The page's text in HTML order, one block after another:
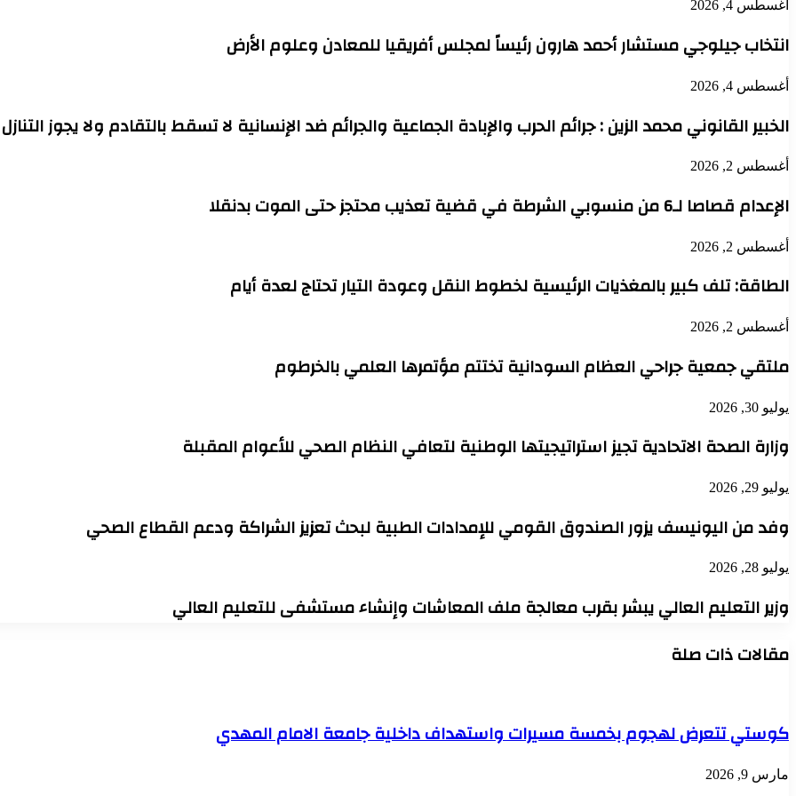
أغسطس 4, 2026
انتخاب جيلوجي مستشار أحمد هارون رئيساً لمجلس أفريقيا للمعادن وعلوم الأرض
أغسطس 4, 2026
الخبير القانوني محمد الزين : جرائم الحرب والإبادة الجماعية والجرائم ضد الإنسانية لا تسقط بالتقادم ولا يجوز
أغسطس 2, 2026
الإعدام قصاصا لـ6 من منسوبي الشرطة في قضية تعذيب محتجز حتى الموت بدنقلا
أغسطس 2, 2026
الطاقة: تلف كبير بالمغذيات الرئيسية لخطوط النقل وعودة التيار تحتاج لعدة أيام
أغسطس 2, 2026
ملتقي جمعية جراحي العظام السودانية تختتم مؤتمرها العلمي بالخرطوم
يوليو 30, 2026
وزارة الصحة الاتحادية تجيز استراتيجيتها الوطنية لتعافي النظام الصحي للأعوام المقبلة
يوليو 29, 2026
وفد من اليونيسف يزور الصندوق القومي للإمدادات الطبية لبحث تعزيز الشراكة ودعم القطاع الصحي
يوليو 28, 2026
وزير التعليم العالي يبشر بقرب معالجة ملف المعاشات وإنشاء مستشفى للتعليم العالي
مقالات ذات صلة
كوستي تتعرض لهجوم بخمسة مسيرات واستهداف داخلية جامعة الامام المهدي
مارس 9, 2026